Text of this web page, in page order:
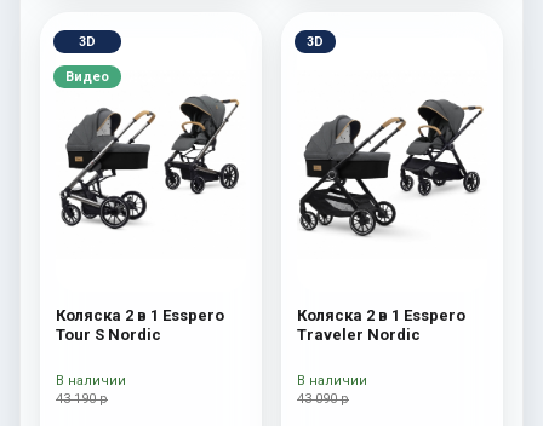
3D
Видео
Коляска 2 в 1 Esspero
Tour S Nordic
43 190 р
В наличии
3D
Коляска 2 в 1 Esspero
Traveler Nordic
43 090 р
В наличии